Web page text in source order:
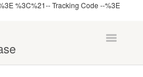
%3C%21-- Tracking Code --%3E
Toggle